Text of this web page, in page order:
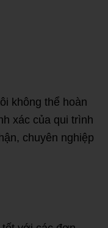
không thể hoàn
xác của qui trình
chuyên nghiệp